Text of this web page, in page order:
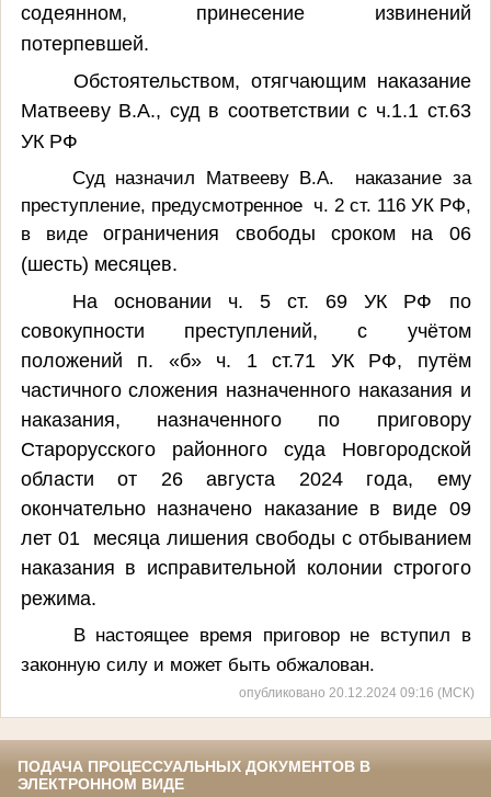
содеянном, принесение извинений
потерпевшей.
Обстоятельством, отягчающим наказание
Матвееву В.А., суд в соответствии с ч.1.1 ст.63
УК РФ
Суд назначил Матвееву В.А. наказание за
преступление, предусмотренное ч. 2 ст. 116 УК РФ,
в видеограничения свободы сроком на 06
(шесть) месяцев.
На основании ч. 5 ст. 69 УК РФ по
совокупности преступлений, с учётом
положений п. «б» ч. 1 ст.71 УК РФ, путём
частичного сложения назначенного наказания и
наказания, назначенного по приговору
Старорусского районного суда Новгородской
области от 26 августа 2024 года, ему
окончательно назначено наказание в виде 09
лет 01 месяца лишения свободы с отбыванием
наказания в исправительной колонии строгого
режима.
В настоящее время приговор не вступил в
законную силу и может быть обжалован.
опубликовано 20.12.2024 09:16 (МСК)
ПОДАЧА ПРОЦЕССУАЛЬНЫХ ДОКУМЕНТОВ В
ЭЛЕКТРОННОМ ВИДЕ